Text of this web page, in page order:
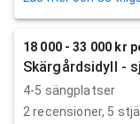
18 000 - 33 000 kr
Skärgårdsidyll -
4-5 sängplatser
2 recensioner, 5